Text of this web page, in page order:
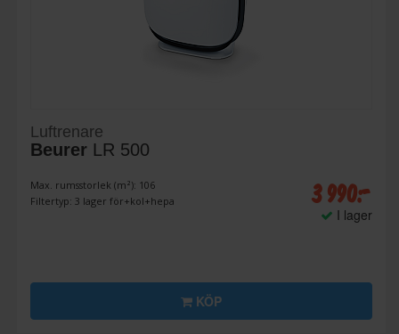
Luftrenare
Beurer LR 500
Max. rumsstorlek (m²): 106
Filtertyp: 3 lager för+kol+hepa
3 990:-
I lager
KÖP